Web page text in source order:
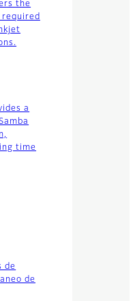
the
a
time
de
de